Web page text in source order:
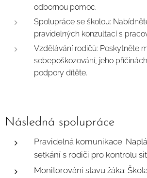
odbornou pomoc.
Spolupráce se školou:
pravidelných konzultací s
Vzdělávání rodičů: Poskytněte
sebepoškozování, jeho
podpory dítěte.
Následná spolupráce
Pravidelná komunikace:
setkání s rodiči pro kontrolu
Monitorování stavu žáka: